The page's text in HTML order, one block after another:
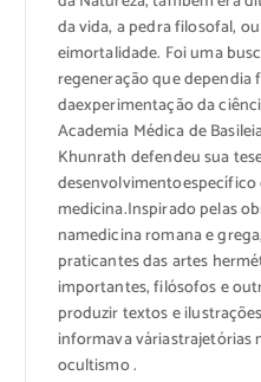
da vida, apedrafilosofal, ou
eimortalidade. Foi umab
regeneraçãoquedependia
daexperimentaçãoda
Academia Médicade
Khunrath defendeu sua
desenvolvimentoespecífico
medicina.Inspirado pelas
namedicinaromana egrega
praticantes das artes
importantes, filósofos e
produzirtextose ilustrações
informava váriastrajetórias
ocultismo.